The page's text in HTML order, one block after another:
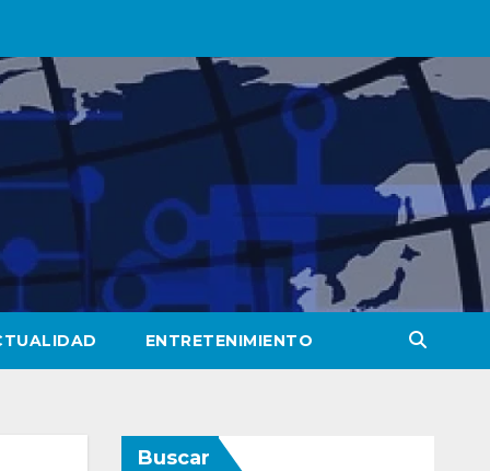
ENTRETENIMIENTO
Buscar